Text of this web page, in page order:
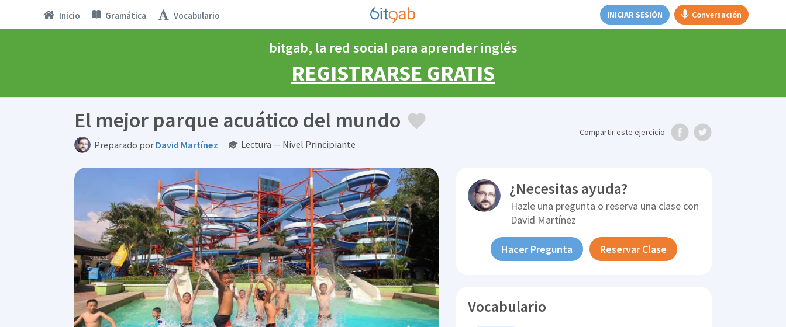
Inicio Gramática Vocabulario INICIAR SESIÓN Conversación
bitgab, la red social para aprender inglés
REGISTRARSE GRATIS
El mejor parque acuático del mundo
Preparado por David Martínez Lectura — Nivel Principiante
Compartireste ejercicio
¿Necesitas ayuda?
Hazle una pregunta o reserva una clase con
David Martínez
Hacer Pregunta Reservar Clase
Vocabulario